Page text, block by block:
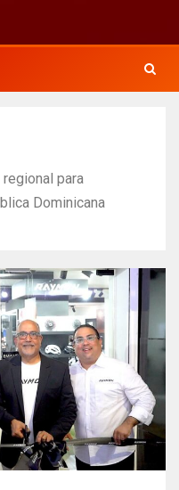
para
Dominicana